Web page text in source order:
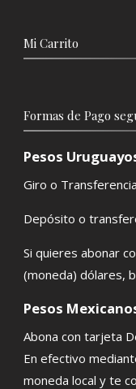
Mi Carrito
Formas de Pago
Pesos
Giro o
Depósito o
Si quieres abonar
(moneda) dólares,
Pesos
Abona con tarjeta
En efectivo
moneda local y te